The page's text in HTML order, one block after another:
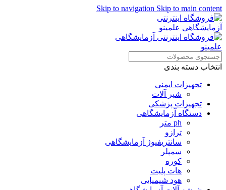
Skip to navigation Skip to main content
انتخاب دسته بندی
تجهیزات ایمنی
شیر آلات
تجهیزات پزشکی
دستگاه آزمایشگاهی
ph متر
ترازو
سانتریفیوژ آزمایشگاهی
سمپلر
کوره
هات پلیت
هود شیمیایی
همراهان علمینو به علت نوسانات
قیمت سفارش های خود را در
واتساپ ثبت کنید یا تماس بگیرید.